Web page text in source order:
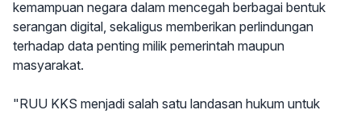
kemampuan negara dalam mencegah berbagai bentuk
serangan digital, sekaligus memberikan perlindungan
terhadap data penting milik pemerintah maupun
masyarakat.
"RUU KKS menjadi salah satu landasan hukum untuk